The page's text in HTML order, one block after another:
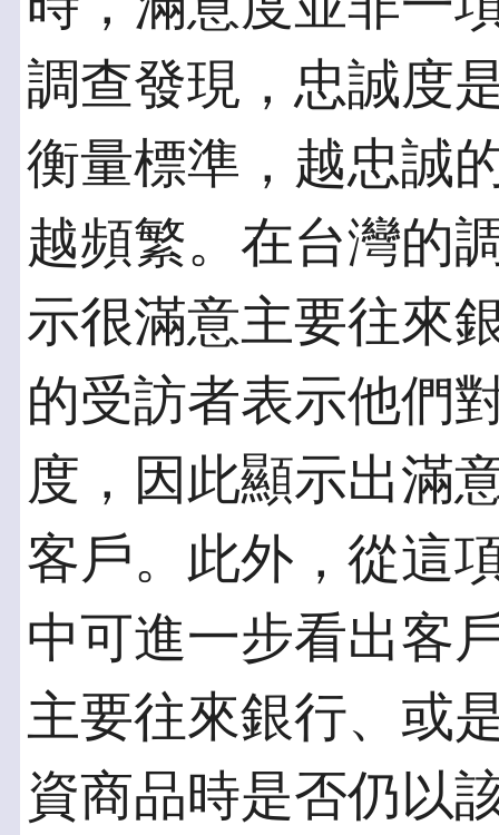
調查發現，忠誠度
衡量標準，越忠誠
越頻繁。在台灣的
示很滿意主要往來
的受訪者表示他們
度，因此顯示出滿
客戶。此外，從這
中可進一步看出客
主要往來銀行、或
資商品時是否仍以